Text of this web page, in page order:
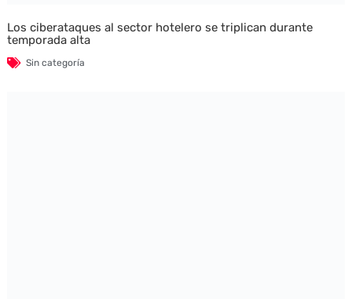
Los ciberataques al sector hotelero se triplican durante
temporada alta
Sin categoría